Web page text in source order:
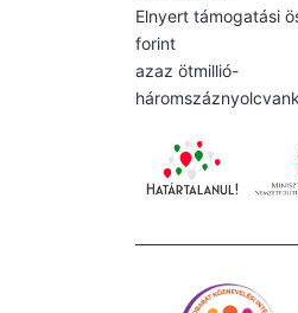
Elnyert támogatási
forint
azaz ötmillió-